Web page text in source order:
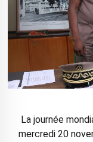
La journée
mercredi 20